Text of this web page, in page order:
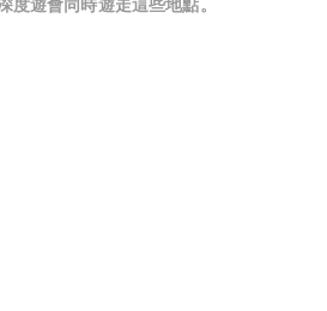
遊會同時遊走這些地點。